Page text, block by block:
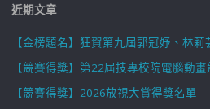
近期文章
【金榜題名】狂賀第九屆郭冠妤、林
【競賽得獎】第22屆技專校院電腦動
【競賽得獎】2026放視大賞得獎名單